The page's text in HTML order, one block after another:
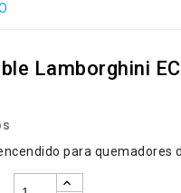
Lamborghini
para quemadores